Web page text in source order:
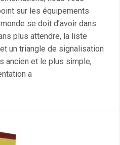
sur les équipements
se doit d’avoir dans
plus attendre, la liste
un triangle de signalisation
ancien et le plus simple,
a